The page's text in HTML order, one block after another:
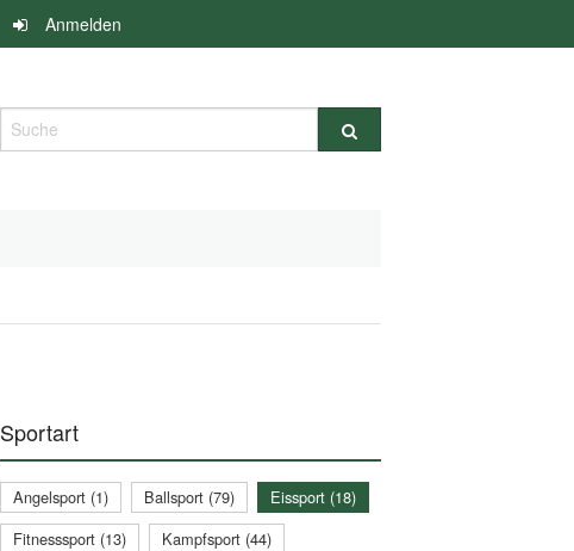
Anmelden
Suche
Sportart
Angelsport (1) Ballsport (79)
Eissport (18)
Fitnesssport (13)
Kampfsport (44)